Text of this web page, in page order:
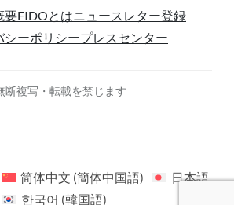
要FIDOとは ニュースレター登録
シーポリシープレスセンター
複写・転載を禁じます
简体中文 (簡体中国語)
日本語
한국어 (韓国語)